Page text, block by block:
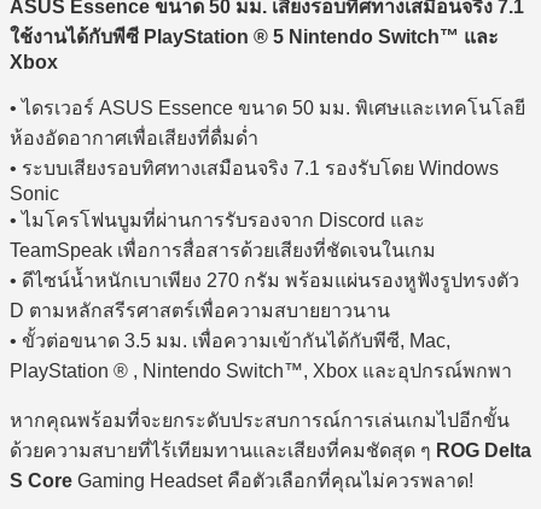
ใช้งานได้กับพีซี PlayStation ® 5 Nintendo Switch™ และ
Xbox
ห้องอัดอากาศเพื่อเสียงที่ดื่มด่ำ
• ระบบเสียงรอบทิศทางเสมือนจริง 7.1 รองรับโดย Windows
Sonic
• ไมโครโฟนบูมที่ผ่านการรับรองจาก Discord และ
TeamSpeak เพื่อการสื่อสารด้วยเสียงที่ชัดเจนในเกม
• ดีไซน์น้ำหนักเบาเพียง 270 กรัม พร้อมแผ่นรองหูฟังรูปทรงตัว
D ตามหลักสรีรศาสตร์เพื่อความสบายยาวนาน
• ขั้วต่อขนาด 3.5 มม. เพื่อความเข้ากันได้กับพีซี, Mac,
PlayStation ® , Nintendo Switch™, Xbox และอุปกรณ์พกพา
หากคุณพร้อมที่จะยกระดับประสบการณ์การเล่นเกมไปอีกขั้น
ด้วยความสบายที่ไร้เทียมทานและเสียงที่คมชัดสุด ๆ ROG Delta
S Core Gaming Headset คือตัวเลือกที่คุณไม่ควรพลาด!